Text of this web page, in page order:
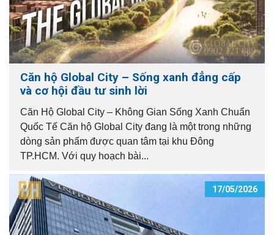
Căn hộ Global City – Sống xanh đẳng cấp
và cơ hội đầu tư sinh lời
Căn Hộ Global City – Không Gian Sống Xanh Chuẩn
Quốc Tế Căn hộ Global City đang là một trong những
dòng sản phẩm được quan tâm tại khu Đông
TP.HCM. Với quy hoạch bài...
17/05/2026